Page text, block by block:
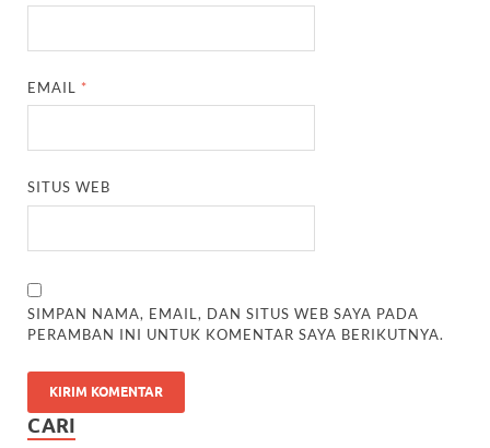
EMAIL *
SITUS WEB
SIMPAN NAMA, EMAIL, DAN SITUS WEB SAYA PADA
PERAMBAN INI UNTUK KOMENTAR SAYA BERIKUTNYA.
CARI